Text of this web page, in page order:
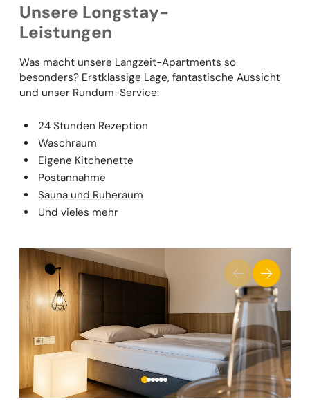
Unsere Longstay-
Leistungen
Was macht unsere Langzeit-Apartments so
besonders? Erstklassige Lage, fantastische Aussicht
und unser Rundum-Service:
24 Stunden Rezeption
Waschraum
Eigene Kitchenette
Postannahme
Sauna und Ruheraum
Und vieles mehr